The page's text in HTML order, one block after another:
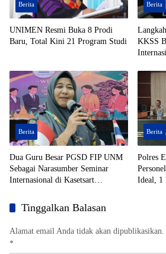
Berita
UNIMEN Resmi Buka 8 Prodi
Baru, Total Kini 21 Program Studi
Berita
KKSS
Berita
Dua Guru Besar PGSD FIP UNM
Sebagai Narasumber Seminar
Internasional di Kasetsart
Berita
Polres
Ideal, 1
Tinggalkan Balasan
Alamat email Anda tidak akan dipublikasikan.
*